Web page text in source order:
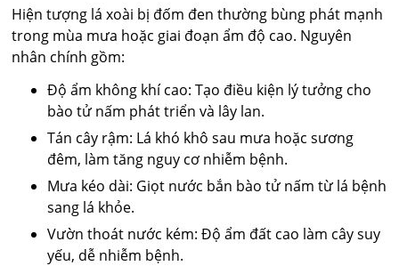
Hiện tượng lá xoài bị đốm đen thường bùng phát mạnh
trong mùa mưa hoặc giai đoạn ẩm độ cao. Nguyên
nhân chính gồm:
Độ ẩm không khí cao: Tạo điều kiện lý tưởng cho
bào tử nấm phát triển và lây lan.
Tán cây rậm: Lá khó khô sau mưa hoặc sương
đêm, làm tăng nguy cơ nhiễm bệnh.
Mưa kéo dài: Giọt nước bắn bào tử nấm từ lá bệnh
sang lá khỏe.
Vườn thoát nước kém: Độ ẩm đất cao làm cây suy
yếu, dễ nhiễm bệnh.